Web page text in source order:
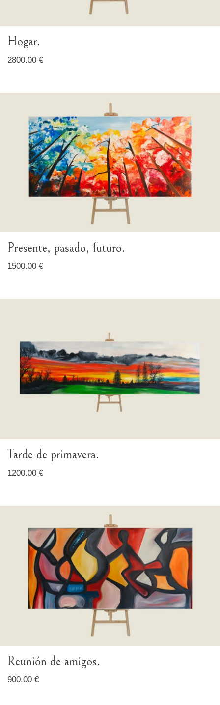
Hogar.
2800.00 €
Presente, pasado, futuro.
1500.00 €
Tarde de primavera.
1200.00 €
Reunión de amigos.
900.00 €